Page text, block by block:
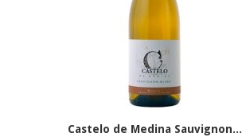
Castelo de Medina Sauvignon...